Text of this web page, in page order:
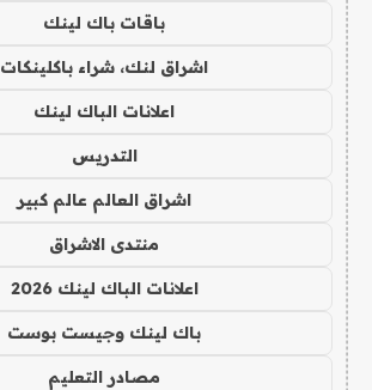
باقات باك لينك
اشراق لنك، شراء باكلينكات
اعلانات الباك لينك
التدريس
اشراق العالم عالم كبير
منتدى الاشراق
اعلانات الباك لينك 2026
باك لينك وجيست بوست
مصادر التعليم